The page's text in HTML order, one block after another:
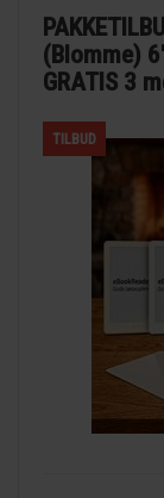
(Blomme)
GRATIS 3
TILBUD